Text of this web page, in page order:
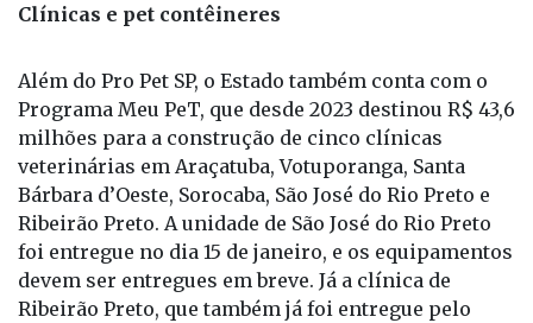
Clínicas e pet contêineres
Além do Pro Pet SP, o Estado também conta com o
Programa Meu PeT, que desde 2023 destinou R$ 43,6
milhões para a construção de cinco clínicas
veterinárias em Araçatuba, Votuporanga, Santa
Bárbara d’Oeste, Sorocaba, São José do Rio Preto e
Ribeirão Preto. A unidade de São José do Rio Preto
foi entregue no dia 15 de janeiro, e os equipamentos
devem ser entregues em breve. Já a clínica de
Ribeirão Preto, que também já foi entregue pelo